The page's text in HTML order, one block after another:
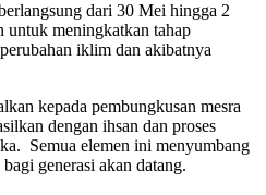
dari 30 Mei hingga 2
untuk meningkatkan tahap
iklim dan akibatnya
kepada pembungkusan mesra
dengan ihsan dan proses
Semua elemen ini menyumbang
generasi akan datang.